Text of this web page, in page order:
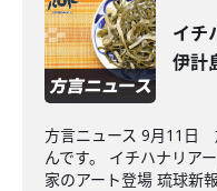
イチ
伊計
方言ニュース 9月11日
んです。 イチハナリ
家のアート登場 琉球新